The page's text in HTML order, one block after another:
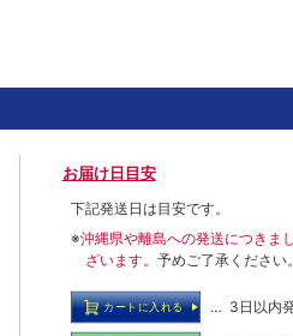
お届け日目安
下記発送日は目安です。
※沖縄県や離島への発送につきま
ざいます。 予めご了承ください。
カートに入れる … 3日以内